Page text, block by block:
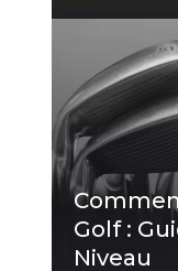
Golf :
Niveau